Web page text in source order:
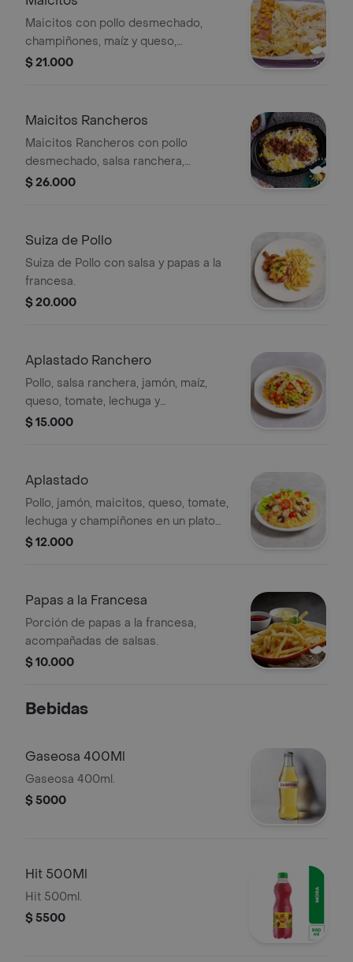
Maicitos con pollo desmechado,
champiñones, maíz y queso,
acompañados de papas fritas.
$ 21.000
Maicitos Rancheros
Maicitos Rancheros con pollo
desmechado, salsa ranchera,
champiñones, maíz tierno y queso
$ 26.000
Suiza de Pollo
Suiza de Pollo con salsa y papas a la
francesa.
$ 20.000
Aplastado Ranchero
Pollo, salsa ranchera, jamón, maíz,
queso, tomate, lechuga y
champiñones.
$ 15.000
Aplastado
Pollo, jamón, maicitos, queso, tomate,
lechuga y champiñones en un plato
único.
$ 12.000
Papas a la Francesa
Porción de papas a la francesa,
acompañadas de salsas.
$ 10.000
Bebidas
Gaseosa 400Ml
Gaseosa 400ml.
$ 5000
Hit 500Ml
Hit 500ml.
$ 5500